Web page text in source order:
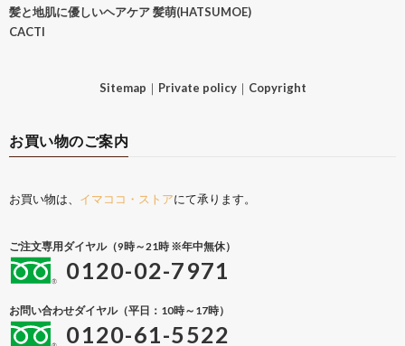
髪と地肌に優しいヘアケア 髪萌(HATSUMOE)
CACTI
Sitemap ｜ Private policy｜ Copyright
お買い物のご案内
お買い物は、 イマココ・ストアにて承ります。
ご注文専用ダイヤル（9時～21時 ※年中無休）
0120-02-7971
お問い合わせダイヤル（平日：10時～17時）
0120-61-5522